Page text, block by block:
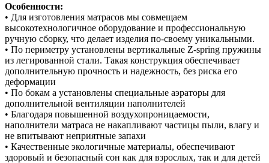
Особенности:
• Для изготовления матрасов мы совмещаем
высокотехнологичное оборудование и профессиональную
ручную сборку, что делает изделия по-своему уникальными.
• По периметру установлены вертикальные Z-spring пружины
из легированной стали. Такая конструкция обеспечивает
дополнительную прочность и надежность, без риска его
деформации
• По бокам а установлены специальные аэраторы для
дополнительной вентиляции наполнителей
• Благодаря повышенной воздухопроницаемости,
наполнители матраса не накапливают частицы пыли, влагу и
не впитывают неприятные запахи
• Качественные экологичные материалы, обеспечивают
здоровый и безопасный сон как для взрослых, так и для детей